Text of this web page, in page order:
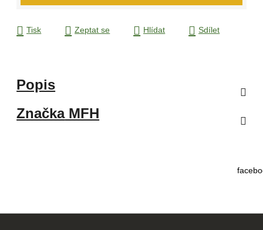
Tisk Zeptat se Hlídat Sdílet
Popis
ZnačkaMFH